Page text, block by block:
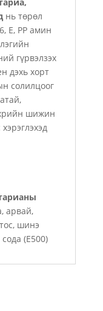
нь төрөл
Е, РР амин
гүрвэлзэх
дэхь хорт
солилцоог
шижин
арвай,
шинэ
(E500)